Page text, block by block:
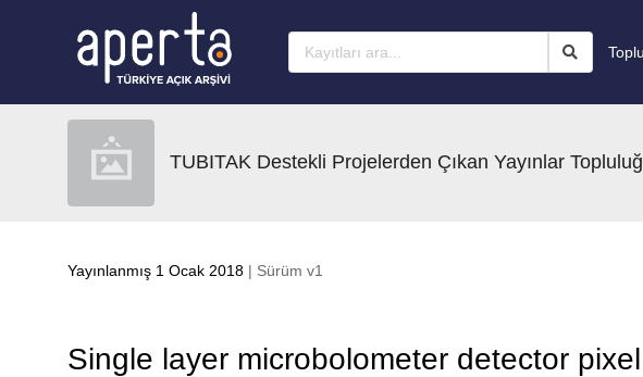
TUBITAK Destekli Projelerden Çıkan Yayınlar
Yayınlanmış 1 Ocak 2018 | Sürüm v1
Single layer microbolometer detector